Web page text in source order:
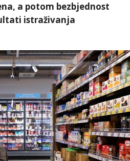
a potom bezbjednost
istraživanja